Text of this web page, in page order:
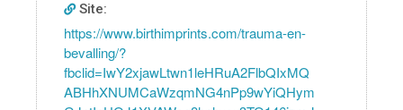
Site:
https://www.birthimprints.com/trauma-en-
bevalling/?
fbclid=IwY2xjawLtwn1leHRuA2FlbQIxMQ
ABHhXNUMCaWzqmNG4nPp9wYiQHym